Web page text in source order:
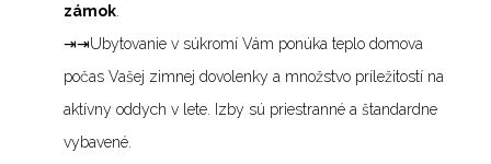
zámok
⇥⇥Ubytovanie v súkromí Vám ponúka teplo domova
počas Vašej zimnej dovolenky a množstvo príležitostí na
aktívny oddych v lete. Izby sú priestranné a štandardne
vybavené.